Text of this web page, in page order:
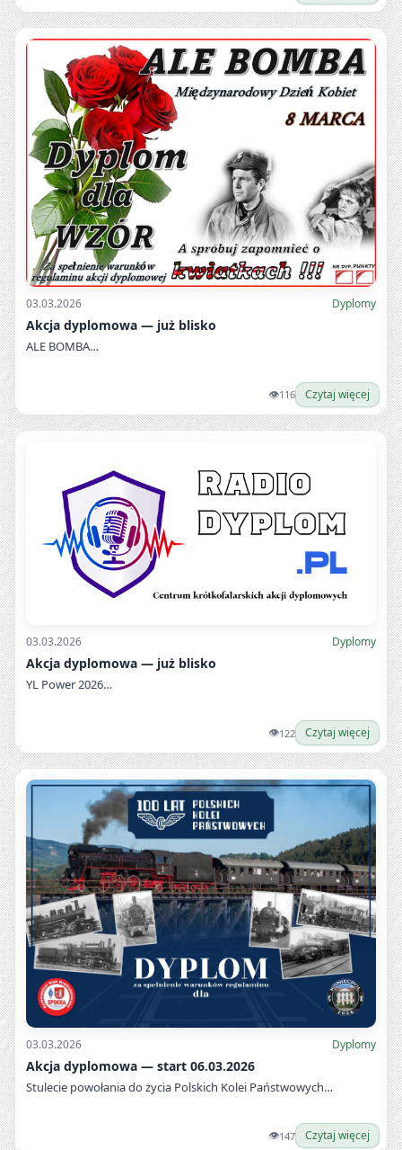
03.03.2026 Dyplomy
Akcja dyplomowa — już blisko
ALE BOMBA…
👁116 Czytaj więcej
03.03.2026 Dyplomy
Akcja dyplomowa — już blisko
YL Power 2026…
👁122 Czytaj więcej
03.03.2026 Dyplomy
Akcja dyplomowa — start 06.03.2026
Stulecie powołania do życia Polskich Kolei Państwowych…
👁147 Czytaj więcej